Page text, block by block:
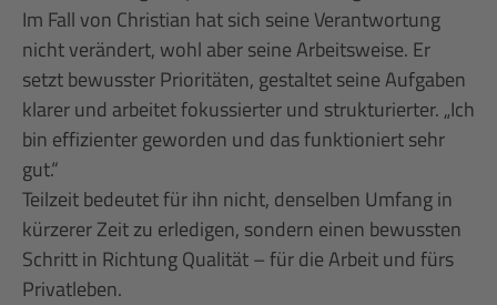
Im Fall von Christian hat sich seine Verantwortung
nicht verändert, wohl aber seine Arbeitsweise. Er
setzt bewusster Prioritäten, gestaltet seine Aufgaben
klarer und arbeitet fokussierter und strukturierter. „Ich
bin effizienter geworden und das funktioniert sehr
gut.“
Teilzeit bedeutet für ihn nicht, denselben Umfang in
kürzerer Zeit zu erledigen, sondern einen bewussten
Schritt in Richtung Qualität – für die Arbeit und fürs
Privatleben.